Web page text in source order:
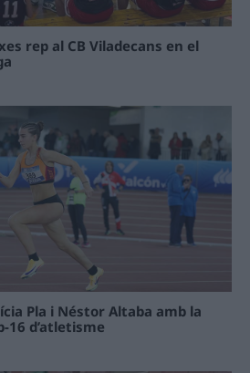
rep al CB Viladecans en el
Pla i Néstor Altaba amb la
16 d’atletisme